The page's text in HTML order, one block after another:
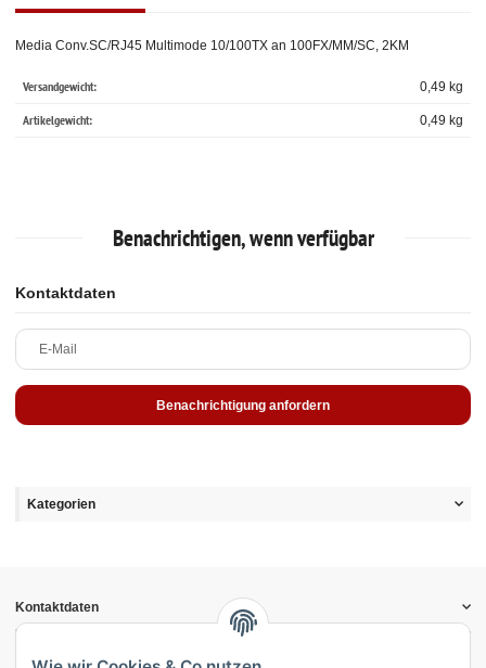
Media Conv.SC/RJ45 Multimode 10/100TX an 100FX/MM/SC, 2KM
Versandgewicht: 0,49 kg
Artikelgewicht: 0,49 kg
Benachrichtigen, wenn verfügbar
Kontaktdaten
E-Mail
Benachrichtigung anfordern
Kategorien
Kontaktdaten
Informationen
Gesetzliche Informationen